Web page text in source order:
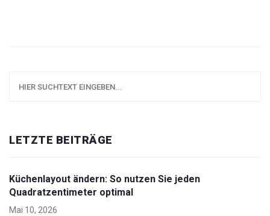
LETZTE BEITRÄGE
Küchenlayout ändern: So nutzen Sie jeden
Quadratzentimeter optimal
Mai 10, 2026